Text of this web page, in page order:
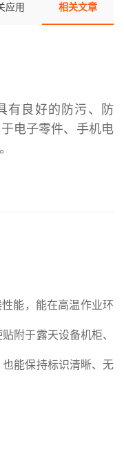
应用 相关文章
有良好的防污、防
电子零件、手机电
能，能在高温作业环
附于露天设备机柜、
能保持标识清晰、无